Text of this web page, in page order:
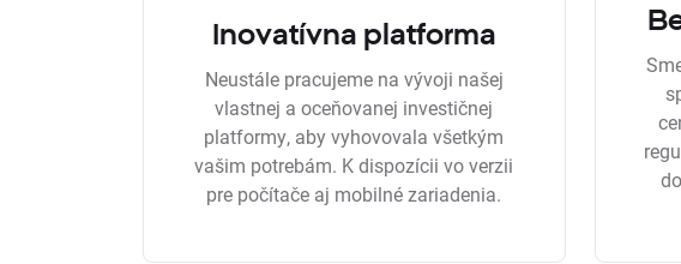
Inovatívna platforma
Neustále pracujeme na vývoji našej
vlastnej a oceňovanej investičnej
platformy, aby vyhovovala všetkým
vašim potrebám. K dispozícii vo verzii
pre počítače aj mobilné zariadenia.